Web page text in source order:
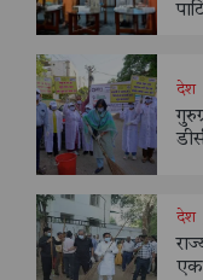
देश
देश
एक